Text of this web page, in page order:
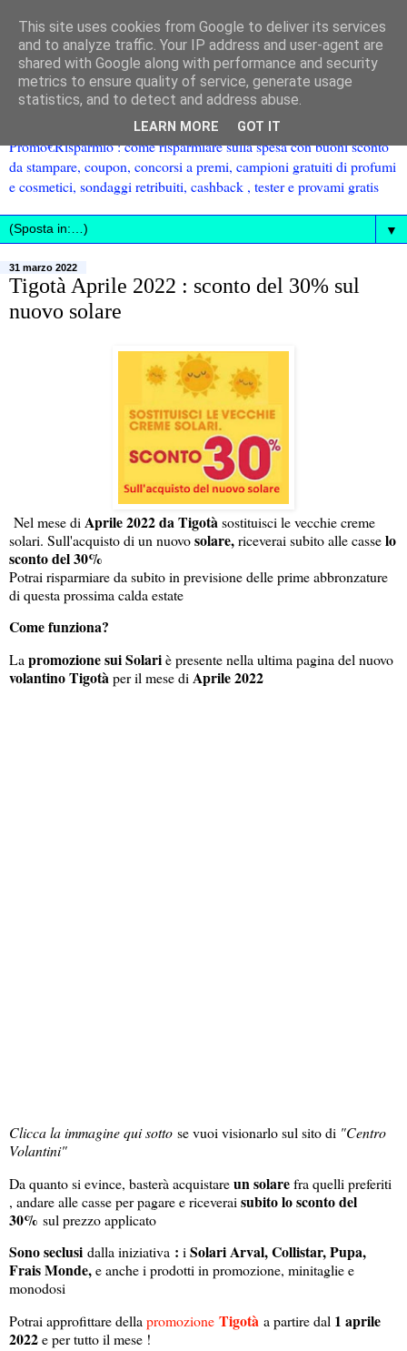
Promo€Risparmio : come risparmiare sulla spesa con buoni sconto
da stampare, coupon, concorsi a premi, campioni gratuiti di profumi
e cosmetici, sondaggi retribuiti, cashback , tester e provami gratis
▼
31 marzo 2022
Tigotà Aprile 2022 : sconto del 30% sul
nuovo solare
Nel mese di Aprile 2022 da Tigotà sostituisci le vecchie creme
solari. Sull'acquisto di un nuovosolare,riceverai subito alle casselo
sconto del 30%
Potrai risparmiare da subito in previsione delle prime abbronzature
di questa prossima calda estate
Come funziona?
La promozione sui Solariè presente nella ultima pagina del nuovo
volantino Tigotàper il mese di Aprile 2022
Clicca la immagine qui sotto se vuoi visionarlo sul sito di "Centro
Volantini"
Da quanto si evince, basterà acquistareun solarefra quelli preferiti
, andare alle casse per pagare e riceverai subito lo sconto del
30% sul prezzo applicato
Sono seclusi dalla iniziativa : iSolari Arval, Collistar, Pupa,
Frais Monde,e anche i prodotti in promozione, minitaglie e
monodosi
Potrai approfittare dellapromozione Tigotà a partire dal 1 aprile
2022e per tutto il mese !
This site uses cookies from Google to deliver its services
and to analyze traffic. Your IP address and user-agent are
shared with Google along with performance and security
metrics to ensure quality of service, generate usage
statistics, and to detect and address abuse.
LEARN MORE GOT IT